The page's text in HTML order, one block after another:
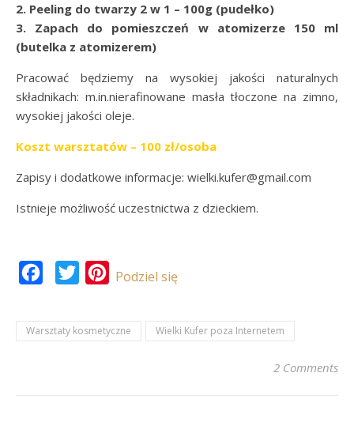
2. Peeling do twarzy 2 w 1 – 100g (pudełko)
3. Zapach do pomieszczeń w atomizerze 150 ml
(butelka z atomizerem)
Pracować będziemy na wysokiej jakości naturalnych
składnikach: m.in.nierafinowane masła tłoczone na zimno,
wysokiej jakości oleje.
Koszt warsztatów – 100 zł/osoba
Zapisy i dodatkowe informacje: wielki.kufer@gmail.com
Istnieje możliwość uczestnictwa z dzieckiem.
FacebookTwitterPinterest
Podziel się
Warsztaty kosmetyczne Wielki Kufer poza Internetem
2 Comments